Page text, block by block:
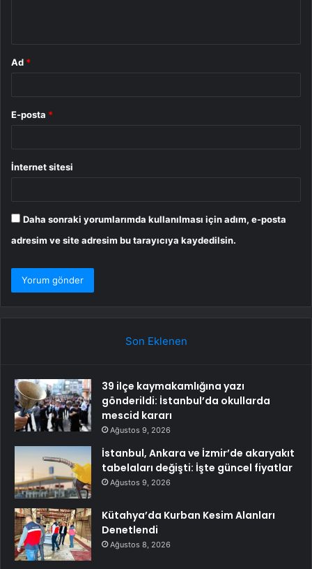
Ad *
E-posta *
İnternet sitesi
Daha sonraki yorumlarımda kullanılması için adım, e-posta
adresim ve site adresim bu tarayıcıya kaydedilsin.
Son Eklenen
39 ilçe kaymakamlığına yazı
gönderildi: İstanbul’da okullarda
mescid kararı
Ağustos 9, 2026
İstanbul, Ankara ve İzmir’de akaryakıt
tabelaları değişti: İşte güncel fiyatlar
Ağustos 9, 2026
Kütahya’da Kurban Kesim Alanları
Denetlendi
Ağustos 8, 2026